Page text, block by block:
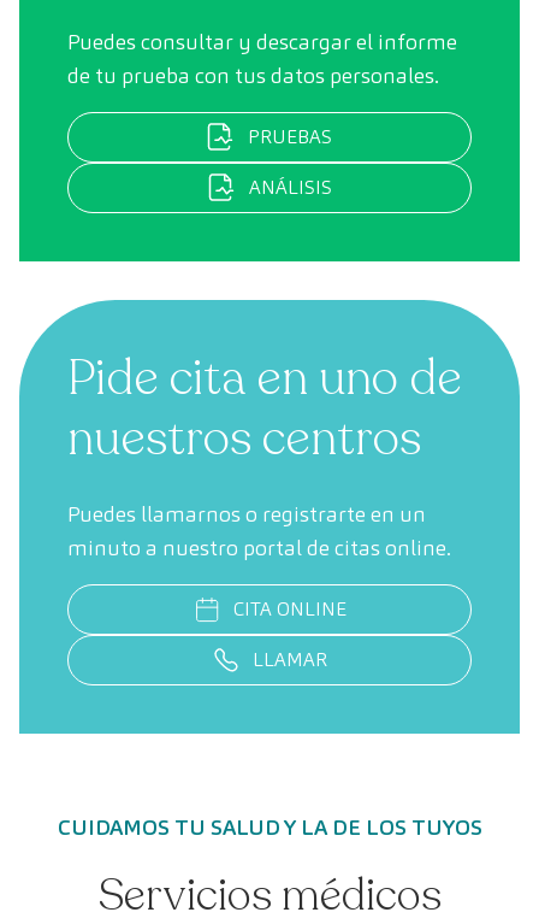
Puedes consultar y descargar el informe
de tu prueba con tus datos personales.
PRUEBAS
ANÁLISIS
Pide cita en uno de
nuestros centros
Puedes llamarnos o registrarte en un
minuto a nuestro portal de citas online.
CITA ONLINE
LLAMAR
CUIDAMOS TU SALUD Y LA DE LOS TUYOS
Servicios médicos